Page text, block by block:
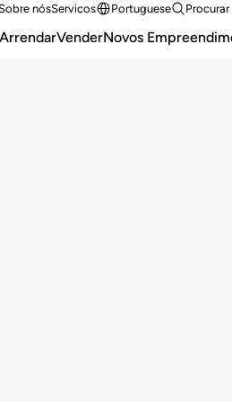
nósServicos Portuguese
ArrendarVenderNovos